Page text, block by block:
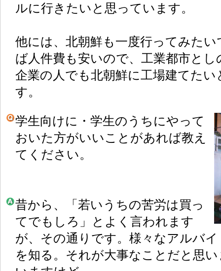
ルに行きたいと思っています。
他には、北朝鮮も一度行ってみた
ば人件費も安いので、工業都市と
企業の人でも北朝鮮に工場建てた
す。
学生向けに・学生のうちにやって
おいた方がいいことがあれば教え
てください。
昔から、「若いうちの苦労は買っ
てでもしろ」とよく言われます
が、その通りです。様々なアルバ
を知る。それが大事なことだと思